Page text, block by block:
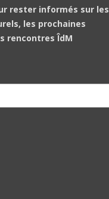
rester informés sur les
les prochaines
rencontres ÎdM